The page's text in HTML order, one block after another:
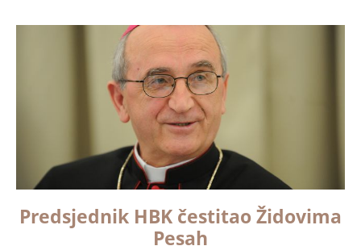
Predsjednik HBK čestitao Židovima
Pesah